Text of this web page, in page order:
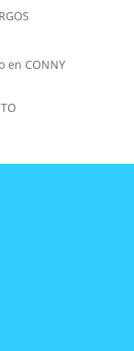
en CONNY